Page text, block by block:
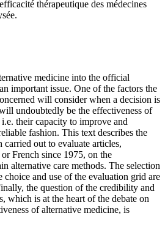
thérapeutique des médecines
medicine into the official
important issue. One of the factors the
will consider when a decision is
undoubtedly be the effectiveness of
their capacity to improve and
fashion. This text describes the
carried out to evaluate articles,
French since 1975, on the
alternative care methods. The selection
choice and use of the evaluation grid are
the question of the credibility and
which is at the heart of the debate on
of alternative medicine, is